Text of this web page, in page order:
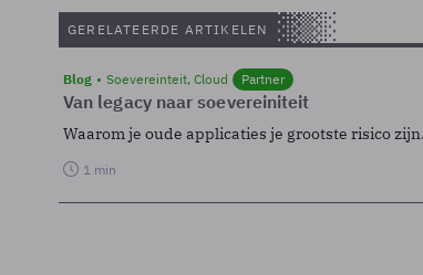
GERELATEERDE ARTIKELEN
Blog Soevereinteit, Cloud Partner
Van legacy naar soevereiniteit
Waarom je oude applicaties je grootste risico zijn.
1 min